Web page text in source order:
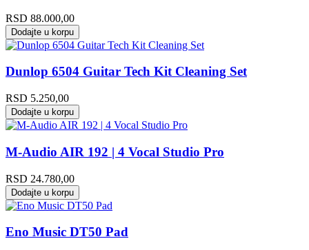
RSD 88.000,00
Dodajte u korpu
Dunlop 6504 Guitar Tech Kit Cleaning Set
RSD 5.250,00
Dodajte u korpu
M-Audio AIR 192 | 4 Vocal Studio Pro
RSD 24.780,00
Dodajte u korpu
Eno Music DT50 Pad